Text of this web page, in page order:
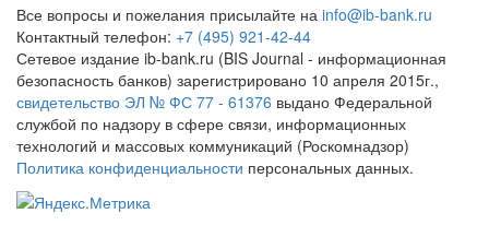
Все вопросы и пожелания присылайте на info@ib-bank.ru
Контактный телефон: +7 (495) 921-42-44
Сетевое издание ib-bank.ru (BIS Journal - информационная
безопасность банков) зарегистрировано 10 апреля 2015г.,
свидетельство ЭЛ № ФС 77 - 61376 выдано Федеральной
службой по надзору в сфере связи, информационных
технологий и массовых коммуникаций (Роскомнадзор)
Политика конфиденциальности персональных данных.